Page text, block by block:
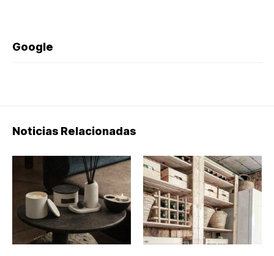
Google
Noticias Relacionadas